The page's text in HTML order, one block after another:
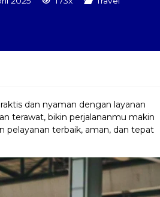
dan nyaman dengan layanan
terawat, bikin perjalananmu makin
pelayanan terbaik, aman, dan tepat